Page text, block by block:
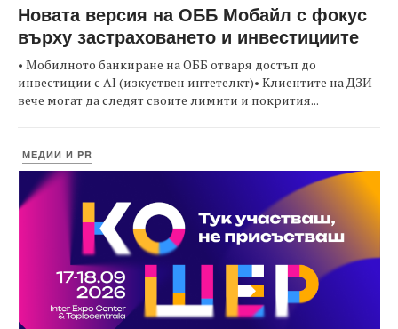
Новата версия на ОББ Мобайл с фокус
върху застраховането и инвестициите
• Мобилното банкиране на ОББ отваря достъп до
инвестиции с AI (изкуствен интетелкт)• Клиентите на ДЗИ
вече могат да следят своите лимити и покрития...
МЕДИИ И PR